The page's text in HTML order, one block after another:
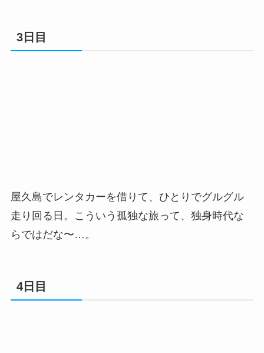
3日目
屋久島でレンタカーを借りて、ひとりでグルグル
走り回る日。こういう孤独な旅って、独身時代な
らではだな〜…。
4日目